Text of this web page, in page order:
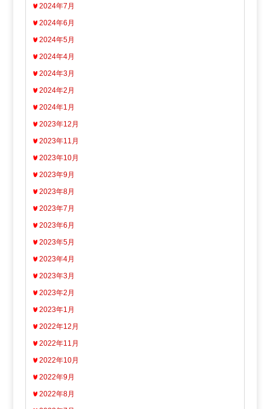
2024年7月
2024年6月
2024年5月
2024年4月
2024年3月
2024年2月
2024年1月
2023年12月
2023年11月
2023年10月
2023年9月
2023年8月
2023年7月
2023年6月
2023年5月
2023年4月
2023年3月
2023年2月
2023年1月
2022年12月
2022年11月
2022年10月
2022年9月
2022年8月